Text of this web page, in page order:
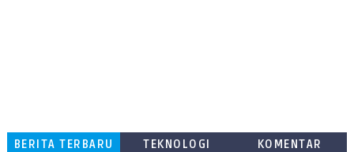
BERITA TERBARU TEKNOLOGI
KOMENTAR